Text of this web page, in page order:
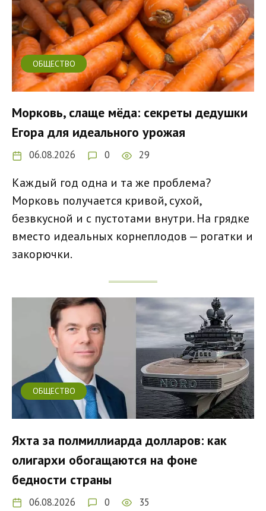
ОБЩЕСТВО
Морковь, слаще мёда: секреты дедушки
Егора для идеального урожая
06.08.2026 0 29
Каждый год одна и та же проблема?
Морковь получается кривой, сухой,
безвкусной и с пустотами внутри. На грядке
вместо идеальных корнеплодов — рогатки и
закорючки.
ОБЩЕСТВО
Яхта за полмиллиарда долларов: как
олигархи обогащаются на фоне
бедности страны
06.08.2026 0 35